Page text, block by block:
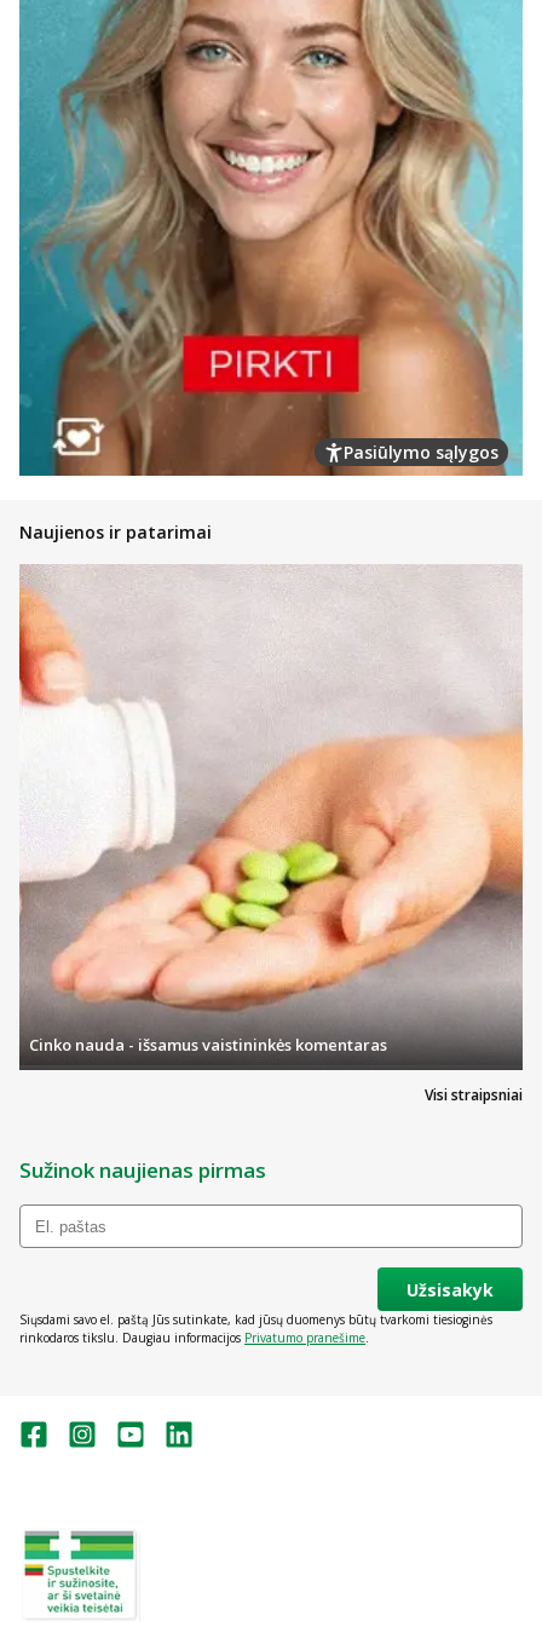
Pasiūlymo sąlygos
Naujienos ir patarimai
Visi straipsniai
Cinko nauda - išsamus vaistininkės komentaras
Sužinok naujienas pirmas
Užsisakyk
Siųsdami savo el. paštą Jūs sutinkate, kad jūsų duomenys būtų tvarkomi tiesioginės
rinkodaros tikslu. Daugiau informacijos Privatumo pranešime.